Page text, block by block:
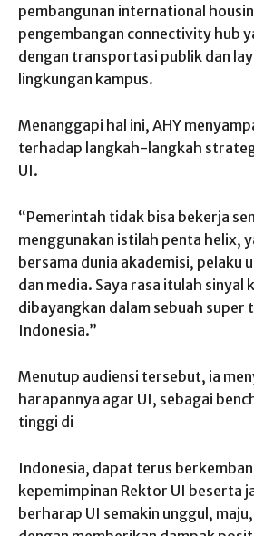
‎pembangunan international
pengembangan connectivity hub
dengan ‎transportasi publik dan
lingkungan kampus.
‎Menanggapi hal ini, AHY
terhadap langkah-langkah
UI.
‎“Pemerintah tidak bisa bekerja
menggunakan istilah penta helix,
‎bersama dunia akademisi, pelaku
dan media. Saya rasa itulah sinyal
‎dibayangkan dalam sebuah super
Indonesia.”
‎Menutup audiensi tersebut, ia
harapannya agar UI, sebagai
tinggi di
‎Indonesia, dapat terus
kepemimpinan Rektor UI beserta
berharap UI ‎semakin unggul,